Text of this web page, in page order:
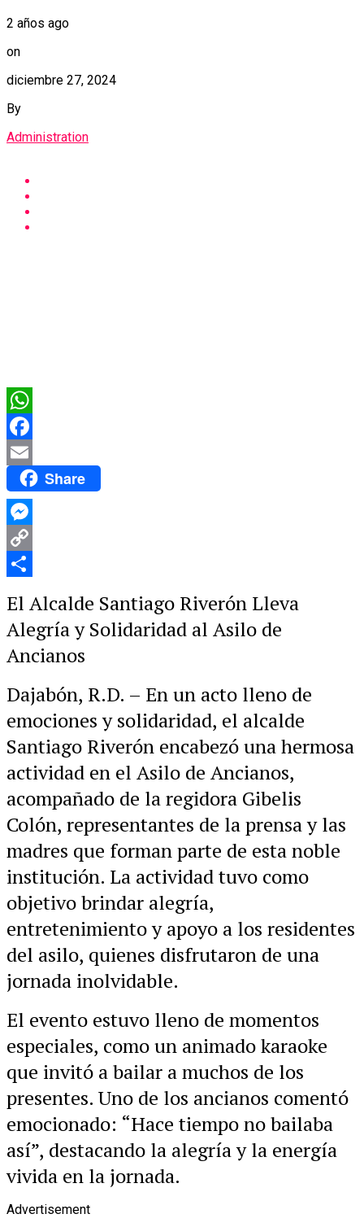
2 años ago
on
diciembre 27, 2024
By
Administration
WhatsApp
Facebook
Email Share
Messenger
Copy
El Alcalde Santiago Riverón Lleva
Alegría y Solidaridad al Asilo de
Ancianos
Dajabón, R.D. – En un acto lleno de
emociones y solidaridad, el alcalde
Santiago Riverón encabezó una hermosa
actividad en el Asilo de Ancianos,
acompañado de la regidora Gibelis
Colón, representantes de la prensa y las
madres que forman parte de esta noble
institución. La actividad tuvo como
objetivo brindar alegría,
entretenimiento y apoyo a los residentes
del asilo, quienes disfrutaron de una
jornada inolvidable.
El evento estuvo lleno de momentos
especiales, como un animado karaoke
que invitó a bailar a muchos de los
presentes. Uno de los ancianos comentó
emocionado: “Hace tiempo no bailaba
así”, destacando la alegría y la energía
vivida en la jornada.
Advertisement